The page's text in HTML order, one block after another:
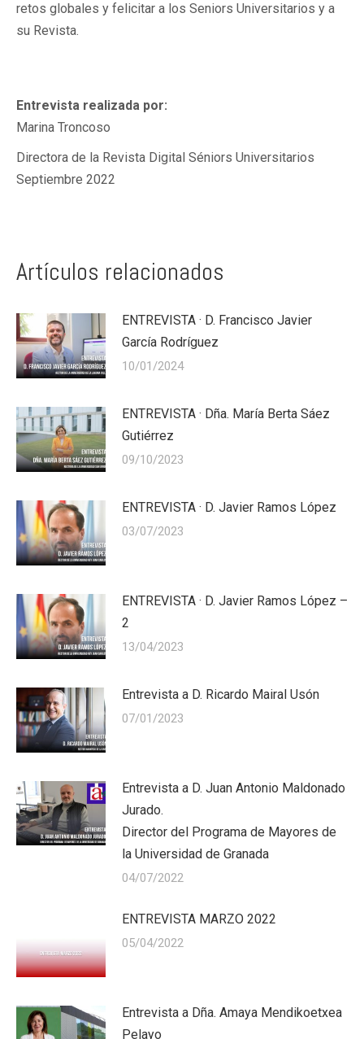
retos globales y felicitar a los Seniors Universitarios y a
su Revista.
Entrevista realizada por:
Marina Troncoso
Directora de la Revista Digital Séniors Universitarios
Septiembre 2022
Artículos relacionados
ENTREVISTA · D. Francisco Javier
García Rodríguez
10/01/2024
ENTREVISTA · Dña. María Berta Sáez
Gutiérrez
09/10/2023
ENTREVISTA · D. Javier Ramos López
03/07/2023
ENTREVISTA · D. Javier Ramos López –
2
13/04/2023
Entrevista a D. Ricardo Mairal Usón
07/01/2023
Entrevista a D. Juan Antonio Maldonado
Jurado.
Director del Programa de Mayores de
la Universidad de Granada
04/07/2022
ENTREVISTA MARZO 2022
05/04/2022
Entrevista a Dña. Amaya Mendikoetxea
Pelayo